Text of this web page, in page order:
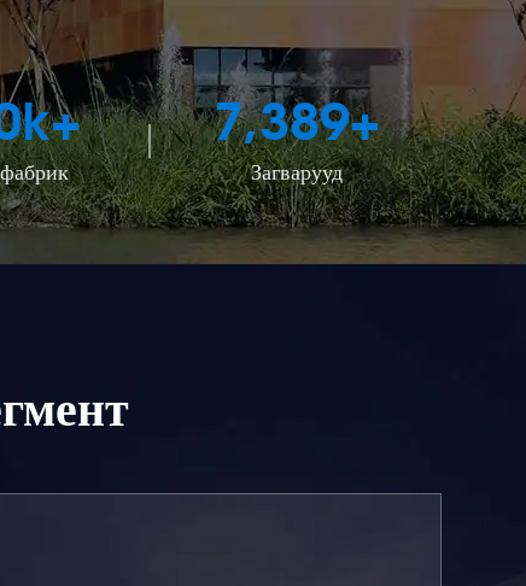
k+ 7,389+
Загварууд